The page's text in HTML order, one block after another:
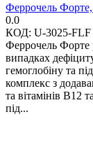
Феррочель
0.0
КОД: U-3025-FLF
Феррочель Форте
випадках
гемоглобіну та
комплекс з
та вітамінів В12
під...